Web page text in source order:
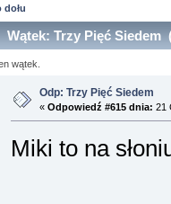
dołu
Wątek: Trzy Pięć Siedem
wątek.
Odp: Trzy Pięć Siedem
« Odpowiedź #615 dnia: 21
Miki to na